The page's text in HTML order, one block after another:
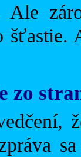
Ale
šťastie.
zo